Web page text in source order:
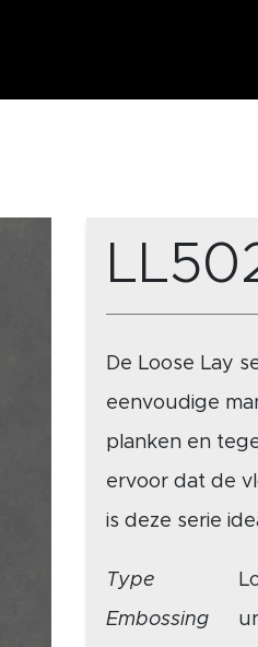
De Loose Lay
eenvoudige
planken en
ervoor dat de
is deze serie
Type
Embossing